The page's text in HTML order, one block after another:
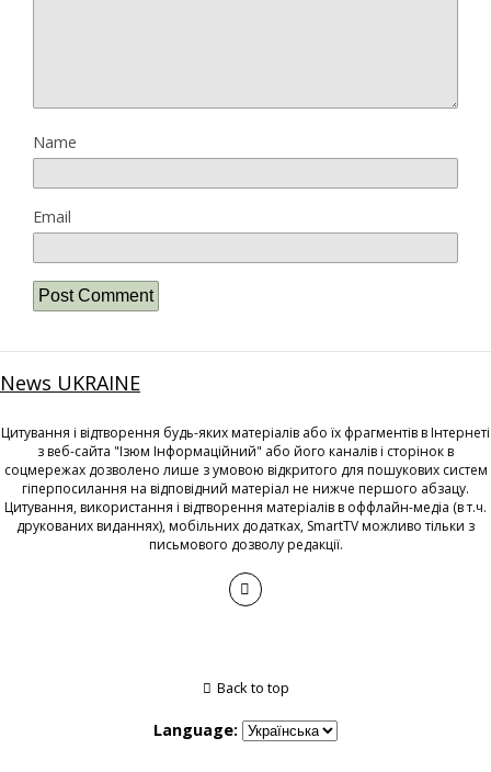
Name
Email
News UKRAINE
Цитування і відтворення будь-яких матеріалів або їх фрагментів в Інтернеті
з веб-сайта "Ізюм Інформаційний" або його каналів і сторінок в
соцмережах дозволено лише з умовою відкритого для пошукових систем
гіперпосилання на відповідний матеріал не нижче першого абзацу.
Цитування, використання і відтворення матеріалів в оффлайн-медіа (в т.ч.
друкованих виданнях), мобільних додатках, SmartTV можливо тільки з
письмового дозволу редакції.
Back to top
Language: